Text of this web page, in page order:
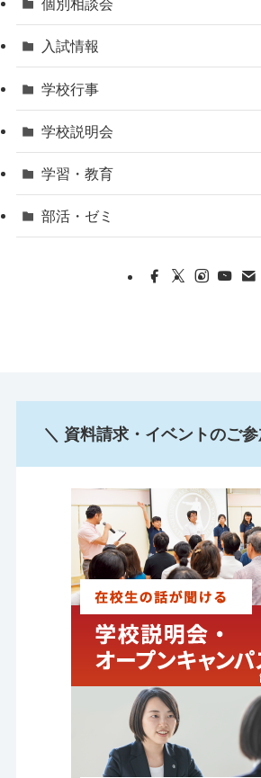
個別相談会
入試情報
学校行事
学校説明会
学習・教育
部活・ゼミ
＼ 資料請求・イベントのご